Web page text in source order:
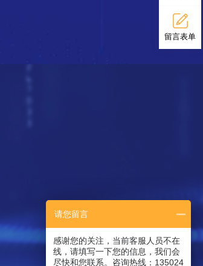
留言表单
请您留言
感谢您的关注，当前客服人员不在
线，请填写一下您的信息，我们会
尽快和您联系。咨询热线：135024